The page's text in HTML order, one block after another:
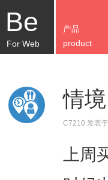
Be
For Web
产品
product
情
C7210 发表
上